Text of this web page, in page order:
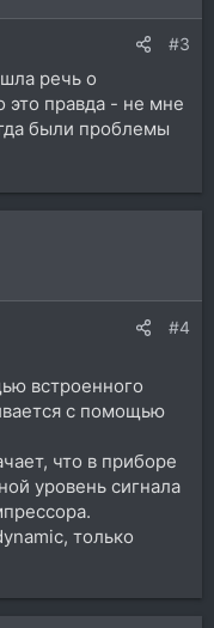
#3
речь о
это правда - не мне
были проблемы
#4
встроенного
с помощью
что в приборе
уровень сигнала
только